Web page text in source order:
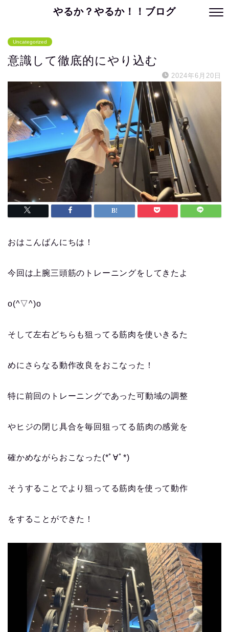
やるか？やるか！！ブログ
Uncategorized
意識して徹底的にやり込む
2024年6月20日
おはこんばんにちは！
今回は上腕三頭筋のトレーニングをしてきたよ
o(^▽^)o
そして左右どちらも狙ってる筋肉を使いきるた
めにさらなる動作改良をおこなった！
特に前回のトレーニングであった可動域の調整
やヒジの閉じ具合を毎回狙ってる筋肉の感覚を
確かめながらおこなった(*ﾟ∀ﾟ*)
そうすることでより狙ってる筋肉を使って動作
をすることができた！